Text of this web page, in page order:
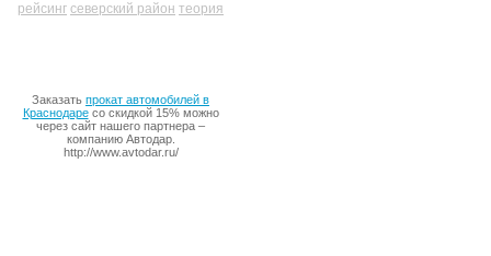
рейсинг северский район теория
Заказать прокат автомобилей в
Краснодаресо скидкой 15% можно
через сайт нашего партнера –
компанию Автодар.
http://www.avtodar.ru/